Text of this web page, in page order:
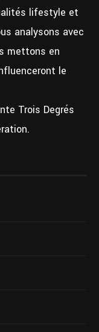
lifestyle et
analysons avec
mettons en
le
Trois Degrés